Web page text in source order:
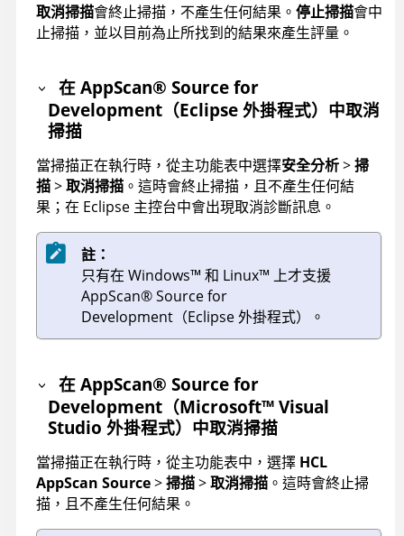
取消掃描會終止掃描，不產生任何結果。 停止掃描會中
止掃描，並以目前為止所找到的結果來產生評量。
在AppScan® Source for
Development （Eclipse 外掛程式）中取消
掃描
當掃描正在執行時，從主功能表中選擇安全分析>掃
描>取消掃描 。這時會終止掃描，且不產生任何結
果；在 Eclipse 主控台中會出現取消診斷訊息。
註：
只有在 Windows™ 和 Linux™ 上才支援
AppScan®Source for
Development （Eclipse 外掛程式）。
在AppScan® Source for
Development （Microsoft™ Visual
Studio 外掛程式）中取消掃描
當掃描正在執行時，從主功能表中，選擇 HCL
AppScan Source>掃描>取消掃描 。這時會終止掃
描，且不產生任何結果。